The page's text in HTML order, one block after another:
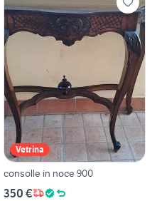
Vetrina
consolle in noce 900
350 €